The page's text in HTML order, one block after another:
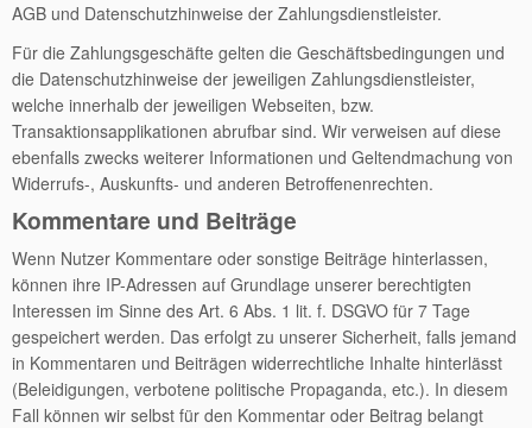
AGB und Datenschutzhinweise der Zahlungsdienstleister.
Für die Zahlungsgeschäfte gelten die Geschäftsbedingungen und
die Datenschutzhinweise der jeweiligen Zahlungsdienstleister,
welche innerhalb der jeweiligen Webseiten, bzw.
Transaktionsapplikationen abrufbar sind. Wir verweisen auf diese
ebenfalls zwecks weiterer Informationen und Geltendmachung von
Widerrufs-, Auskunfts- und anderen Betroffenenrechten.
Kommentare und Beiträge
Wenn Nutzer Kommentare oder sonstige Beiträge hinterlassen,
können ihre IP-Adressen auf Grundlage unserer berechtigten
Interessen im Sinne des Art. 6 Abs. 1 lit. f. DSGVO für 7 Tage
gespeichert werden. Das erfolgt zu unserer Sicherheit, falls jemand
in Kommentaren und Beiträgen widerrechtliche Inhalte hinterlässt
(Beleidigungen, verbotene politische Propaganda, etc.). In diesem
Fall können wir selbst für den Kommentar oder Beitrag belangt